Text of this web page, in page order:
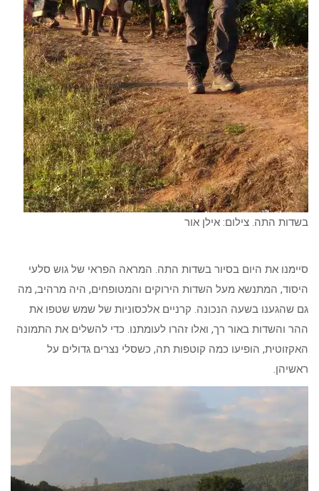
בשדות התה. צילום: אילן אור
סיימנו את היום בסיור בשדות התה. המראה הפראי של גוש סלעי
היסוד, המתנשא מעל השדות הירוקים והמטופחים, היה מרהיב, מה
גם שהגענו בשעה הנכונה. קרניים אלכסוניות של שמש שטפו את
ההר והשדות באור רך, ואלו זהרו לעומתנו. כדי להשלים את התמונה
האקזוטית, הופיעו כמה קוטפות תה, כשסלי נצרים גדולים על
ראשיהן.